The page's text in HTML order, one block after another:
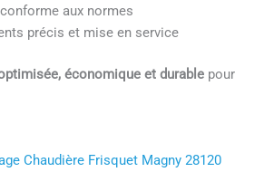
aux normes
précis et mise en service
économique et durablepour
Chaudière Frisquet Magny 28120